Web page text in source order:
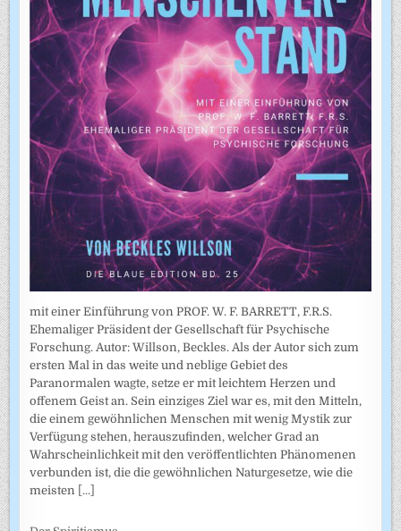
mit einer Einführung von PROF. W. F. BARRETT, F.R.S.
Ehemaliger Präsident der Gesellschaft für Psychische
Forschung. Autor: Willson, Beckles. Als der Autor sich zum
ersten Mal in das weite und neblige Gebiet des
Paranormalen wagte, setze er mit leichtem Herzen und
offenem Geist an. Sein einziges Ziel war es, mit den Mitteln,
die einem gewöhnlichen Menschen mit wenig Mystik zur
Verfügung stehen, herauszufinden, welcher Grad an
Wahrscheinlichkeit mit den veröffentlichten Phänomenen
verbunden ist, die die gewöhnlichen Naturgesetze, wie die
meisten [...]